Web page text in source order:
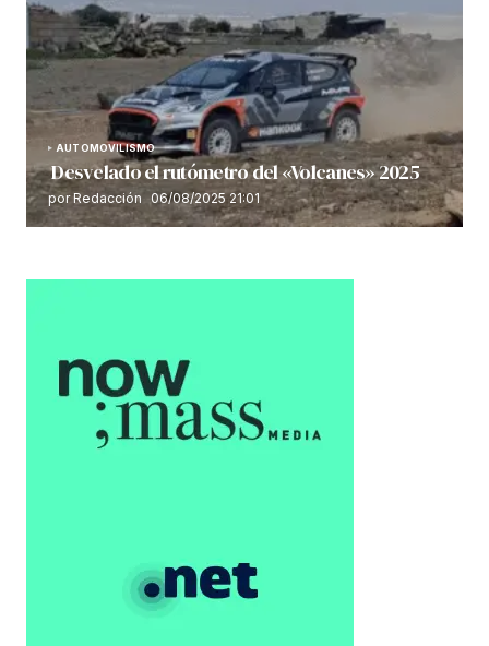
AUTOMOVILISMO
Desvelado el rutómetro del «Volcanes» 2025
por Redacción 06/08/2025 21:01